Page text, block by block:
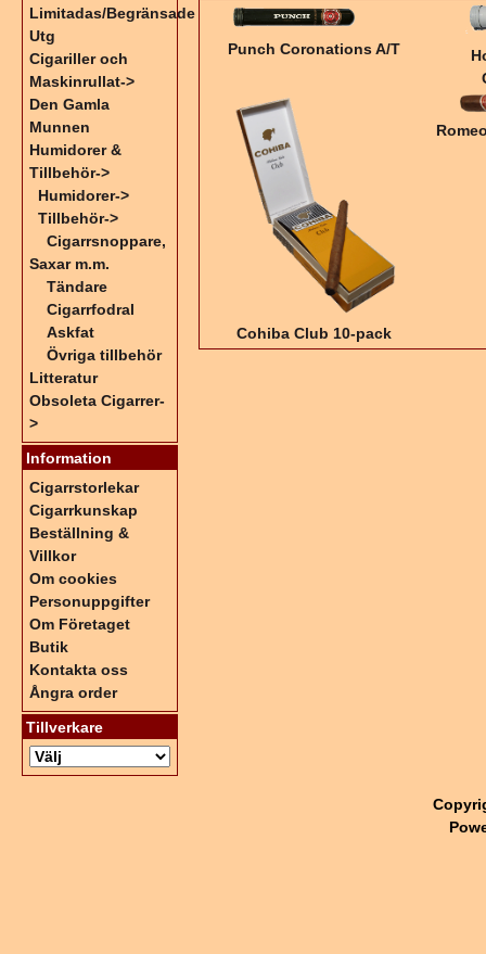
Punch Coronations A/T
Cohiba Club 10-pack
Limitadas/Begränsade
Utg
Cigariller och
Maskinrullat->
Den Gamla
Munnen
Humidorer &
Tillbehör->
Humidorer->
Tillbehör->
Cigarrsnoppare,
Saxar m.m.
Tändare
Cigarrfodral
Askfat
Övriga tillbehör
Litteratur
Obsoleta Cigarrer-
>
Information
Cigarrstorlekar
Cigarrkunskap
Beställning &
Villkor
Om cookies
Personuppgifter
Om Företaget
Butik
Kontakta oss
Ångra order
Tillverkare